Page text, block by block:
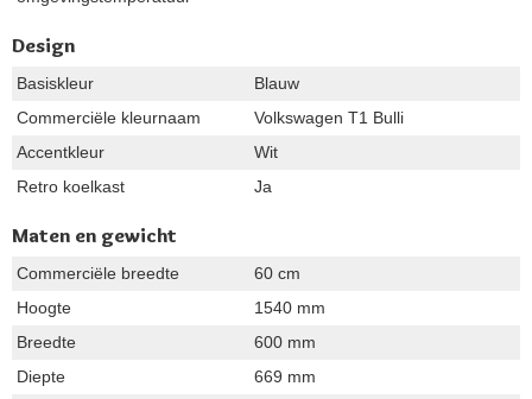
Design
Basiskleur
Blauw
Commerciële kleurnaam
Volkswagen T1 Bulli
Accentkleur
Wit
Retro koelkast
Ja
Maten en gewicht
Commerciële breedte
60 cm
Hoogte
1540 mm
Breedte
600 mm
Diepte
669 mm